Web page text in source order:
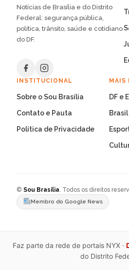
Notícias de Brasília e do Distrito
Federal: segurança pública,
política, trânsito, saúde e cotidiano
do DF.
INSTITUCIONAL
Sobre o Sou Brasília
Contato e Pauta
Política de Privacidade
MAIS
DF e
Brasil
© Sou Brasília. Todos os direitos
Membro do Google News
Faz parte da rede de portais NYX ·
do Distrito